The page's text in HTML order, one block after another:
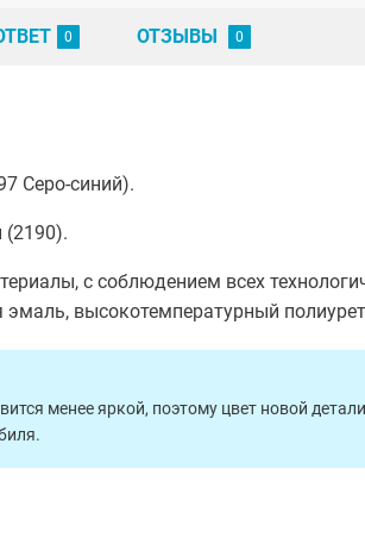
ОТЗЫВЫ
Серо-синий).
(2190).
с соблюдением всех
эмаль, высокотемпературный
менее яркой, поэтому цвет новой